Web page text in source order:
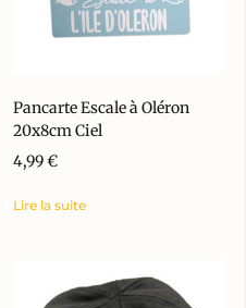
Pancarte Escale à Oléron
20x8cm Ciel
4,99€
Lire la suite